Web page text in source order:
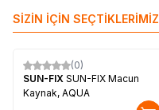
SİZİN İÇİN SEÇTİKLERİMİZ
(0)
SUN-FIX SUN-FIX Macun
Kaynak, AQUA